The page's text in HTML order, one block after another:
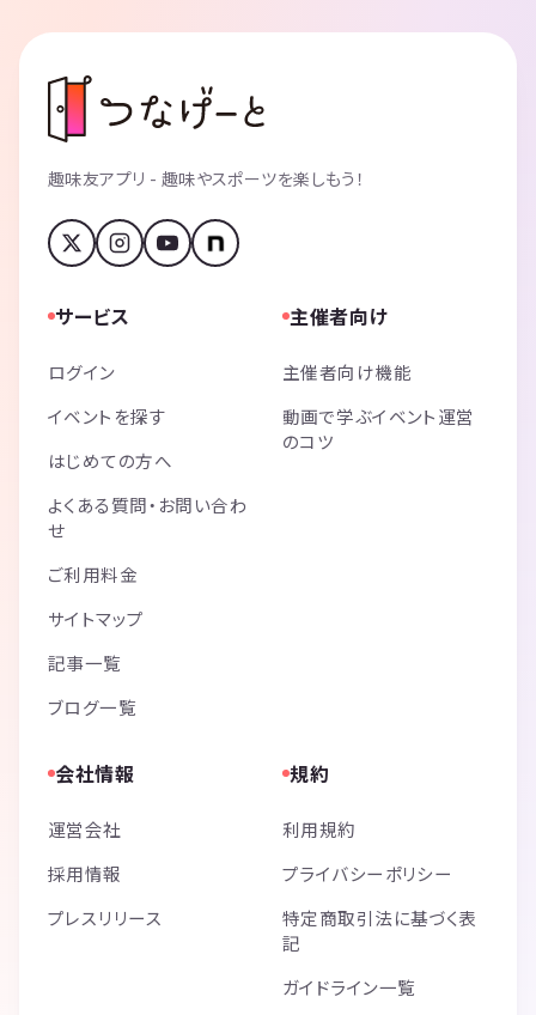
趣味友アプリ - 趣味やスポーツを楽しもう！
サービス
ログイン
イベントを探す
はじめての方へ
よくある質問・お問い合わ
せ
ご利用料金
サイトマップ
記事一覧
ブログ一覧
主催者向け
主催者向け機能
動画で学ぶイベント運営
のコツ
会社情報
運営会社
採用情報
プレスリリース
規約
利用規約
プライバシーポリシー
特定商取引法に基づく表
記
ガイドライン一覧